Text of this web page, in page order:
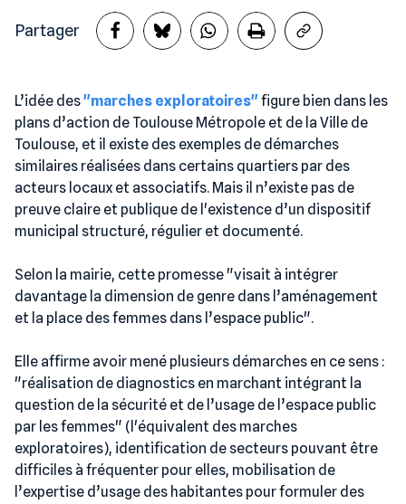
Partager
L’idée des"marches exploratoires" figure bien dans les
plans d’action de Toulouse Métropole et de la Ville de
Toulouse, et il existe des exemples de démarches
similaires réalisées dans certains quartiers par des
acteurs locaux et associatifs. Mais il n’existe pas de
preuve claire et publique de l'existence d’un dispositif
municipal structuré, régulier et documenté.
Selon la mairie, cette promesse "visait à intégrer
davantage la dimension de genre dans l’aménagement
et la place des femmes dans l’espace public".
Elle affirme avoir mené plusieurs démarches en ce sens :
"réalisation de diagnostics en marchant intégrant la
question de la sécurité et de l’usage de l’espace public
par les femmes" (l'équivalent des marches
exploratoires), identification de secteurs pouvant être
difficiles à fréquenter pour elles, mobilisation de
l’expertise d’usage des habitantes pour formuler des